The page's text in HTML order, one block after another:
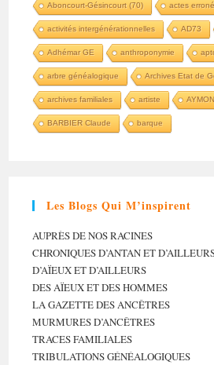
Aboncourt-Gésincourt (70) actes
activités intergénérationnelles AD73
Adhémar GE anthroponymie
arbre généalogique Archives Etat de
archives familiales artiste
BARBIER Claude barque
Les Blogs Qui M’inspirent
AUPRÈS DE NOS RACINES
CHRONIQUES D’ANTAN ET
D’AÏEUX ET D’AILLEURS
DES AÏEUX ET DES HOMMES
LA GAZETTE DES ANCÊTRES
MURMURES D’ANCÊTRES
TRACES FAMILIALES
TRIBULATIONS GÉNÉALOGIQUES